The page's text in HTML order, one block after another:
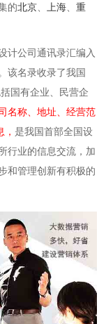
的北京 上海 、重
计公司通讯录汇编入
该名录收录了我国
国有企业、民营企
名称、地址、经营范
，是我国首部全国设
行业的信息交流，加
和管理创新有积极的